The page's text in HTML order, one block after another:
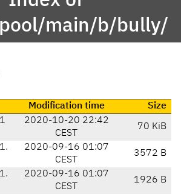
main/b/bully/
Modification time
Size
2020-10-20 22:42
CEST
70 KiB
2020-09-16 01:07
CEST
3572 B
2020-09-16 01:07
CEST
1926 B